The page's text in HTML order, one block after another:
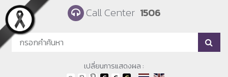
Skip to main content Call Center 1506
เปลี่ยนการแสดงผล :